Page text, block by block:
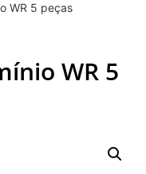
WR 5 peças
WR 5